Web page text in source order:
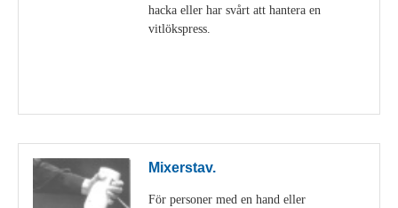
hacka eller har svårt att hantera en
vitlökspress.
Mixerstav.
För personer med en hand eller